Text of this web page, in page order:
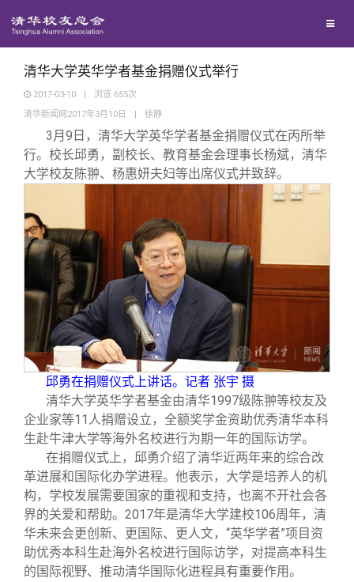
地区联络
年级联络
院系校友工作
兴趣群体
西南联大校友会
回馈母校
捐赠项目
捐赠新闻
捐赠方法
义工计划
媒体平台
《清华校友通讯》
我要订阅
新媒体平台
百年清华
清华故事
青春风采
校友文苑
校友讲坛
校友视界
终身学习
信息化服务
三创大赛
实用信息
校友总会
总会简介
会长致辞
总会章程
理事会名单
制度法规
联系我们
关闭
清华大学英华学者基金捐赠仪式举行
2017-03-10 | 浏览 655次
清华新闻网2017年3月10日
| 徐静
3月9日，清华大学英华学者基金捐赠仪式在丙所举
行。校长邱勇，副校长、教育基金会理事长杨斌，清华
大学校友陈翀、杨惠妍夫妇等出席仪式并致辞。
邱勇在捐赠仪式上讲话。记者 张宇 摄
清华大学英华学者基金由清华1997级陈翀等校友及
企业家等11人捐赠设立，全额奖学金资助优秀清华本科
生赴牛津大学等海外名校进行为期一年的国际访学。
在捐赠仪式上，邱勇介绍了清华近两年来的综合改
革进展和国际化办学进程。他表示，大学是培养人的机
构，学校发展需要国家的重视和支持，也离不开社会各
界的关爱和帮助。2017年是清华大学建校106周年，清
华未来会更创新、更国际、更人文，“英华学者”项目资
助优秀本科生赴海外名校进行国际访学，对提高本科生
的国际视野、推动清华国际化进程具有重要作用。